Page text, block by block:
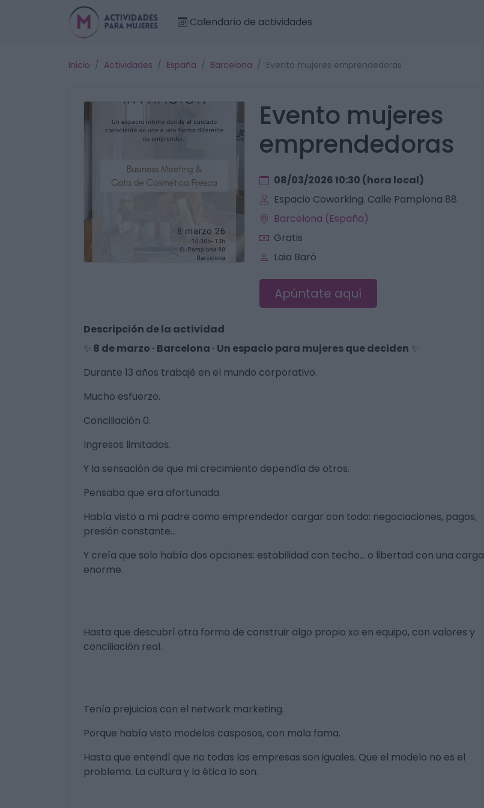
Calendario de actividades
Inicio Actividades España Barcelona Evento mujeres emprendedoras
Evento mujeres
emprendedoras
08/03/2026 10:30 (hora local)
Espacio Coworking. Calle Pamplona 88
Barcelona (España)
Gratis
Laia Baró
Apúntate aquí
Descripción de la actividad
✨ 8 de marzo · Barcelona · Un espacio para mujeres que deciden ✨
Durante 13 años trabajé en el mundo corporativo.
Mucho esfuerzo.
Conciliación 0.
Ingresos limitados.
Y la sensación de que mi crecimiento dependía de otros.
Pensaba que era afortunada.
Había visto a mi padre como emprendedor cargar con todo: negociaciones, pagos,
presión constante...
Y creía que solo había dos opciones: estabilidad con techo… o libertad con una carga
enorme.
Hasta que descubrí otra forma de construir algo propio xo en equipo, con valores y
conciliación real.
Tenía prejuicios con el network marketing.
Porque había visto modelos casposos, con mala fama.
Hasta que entendí que no todas las empresas son iguales. Que el modelo no es el
problema. La cultura y la ética lo son.